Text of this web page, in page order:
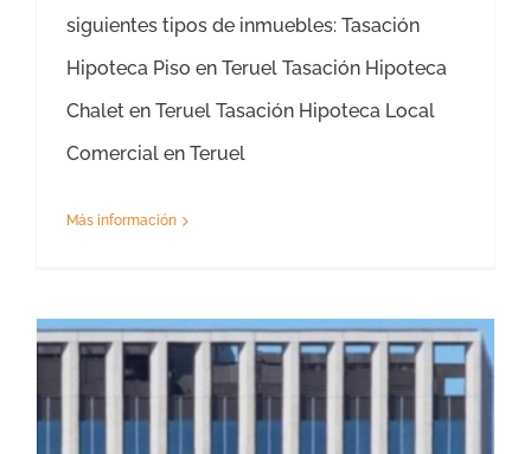
siguientes tipos de inmuebles: Tasación
Hipoteca Piso en Teruel Tasación Hipoteca
Chalet en Teruel Tasación Hipoteca Local
Comercial en Teruel
Más información